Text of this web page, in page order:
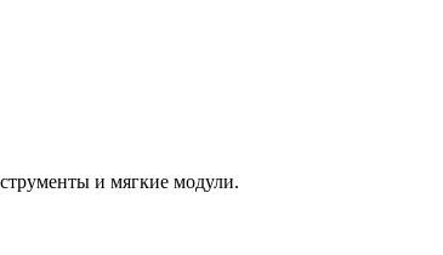
и мягкие модули.